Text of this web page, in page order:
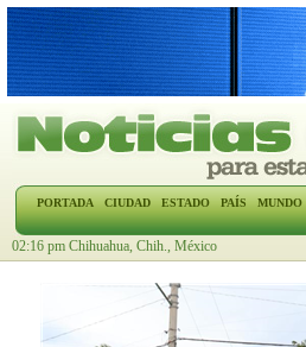
PORTADA CIUDAD ESTADO PAÍS MUNDO
02:16 pm Chihuahua, Chih., México